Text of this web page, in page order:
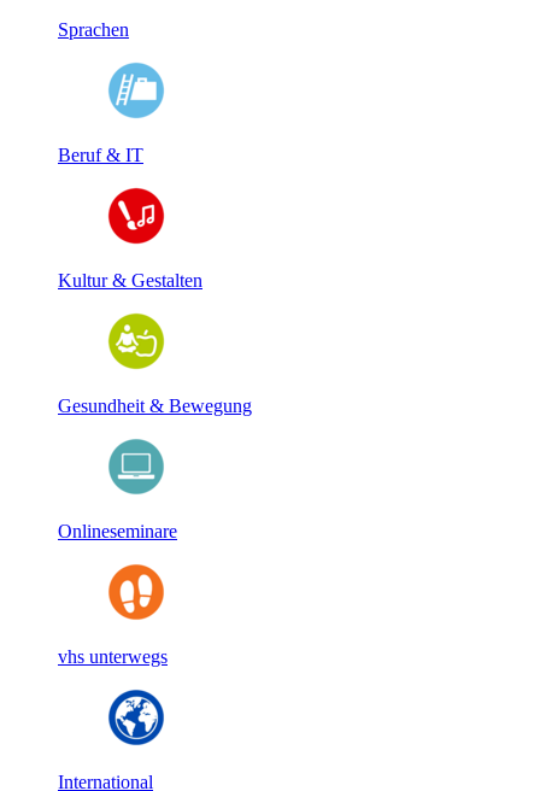
Sprachen
Beruf & IT
Kultur & Gestalten
Gesundheit & Bewegung
Onlineseminare
vhs unterwegs
International